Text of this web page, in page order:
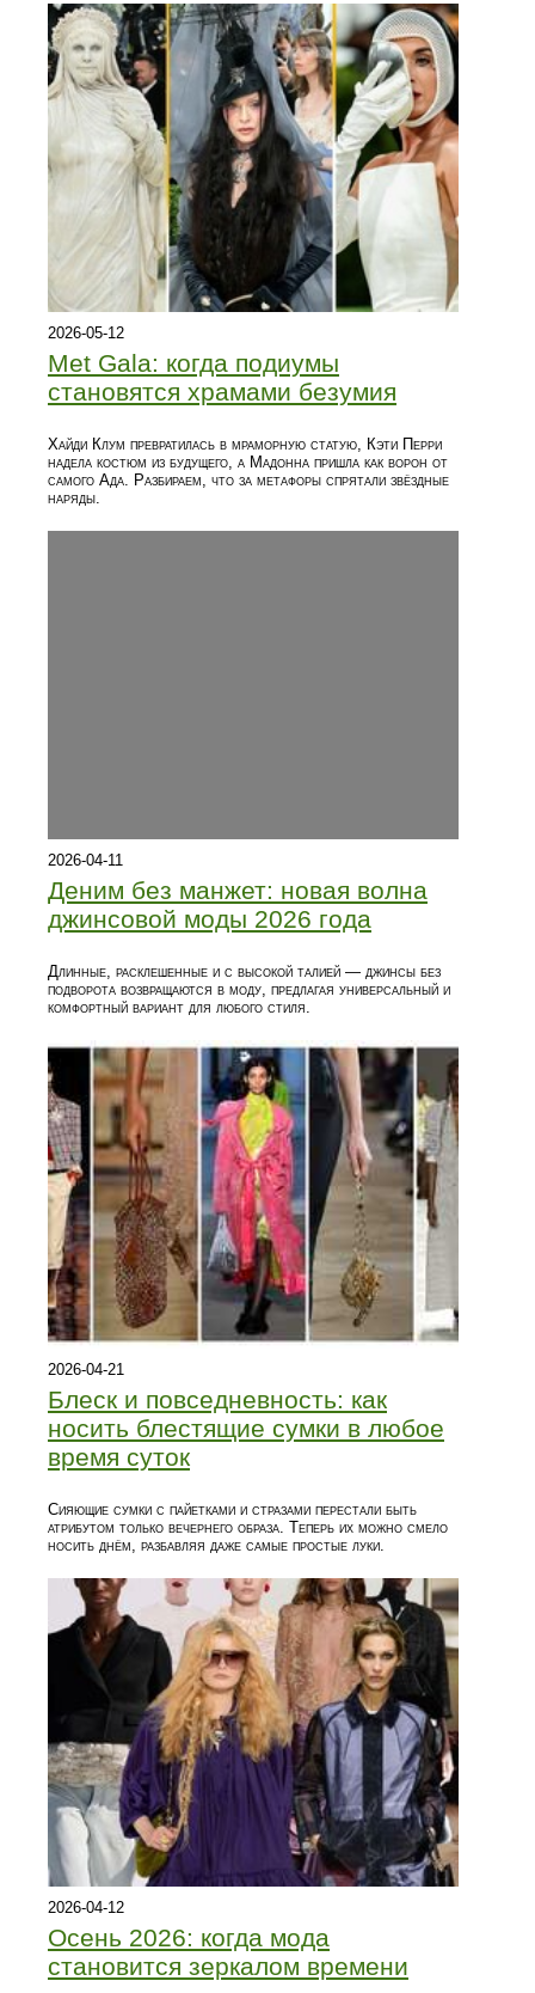
2026-05-12
Met Gala: когда подиумы
становятся храмами безумия
Хайди Клум превратилась в мраморную статую, Кэти Перри
надела костюм из будущего, а Мадонна пришла как ворон от
самого Ада. Разбираем, что за метафоры спрятали звёздные
наряды.
2026-04-11
Деним без манжет: новая волна
джинсовой моды 2026 года
Длинные, расклешенные и с высокой талией — джинсы без
подворота возвращаются в моду, предлагая универсальный и
комфортный вариант для любого стиля.
2026-04-21
Блеск и повседневность: как
носить блестящие сумки в любое
время суток
Сияющие сумки с пайетками и стразами перестали быть
атрибутом только вечернего образа. Теперь их можно смело
носить днём, разбавляя даже самые простые луки.
2026-04-12
Осень 2026: когда мода
становится зеркалом времени